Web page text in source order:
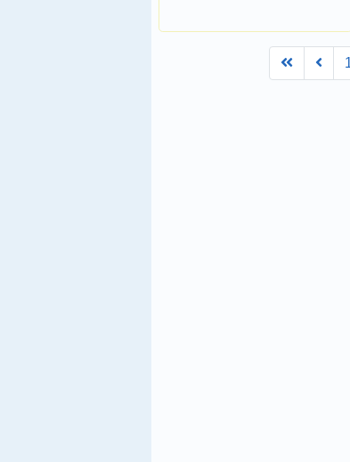
FirstPrev